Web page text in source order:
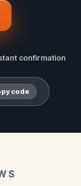
confirmation
code